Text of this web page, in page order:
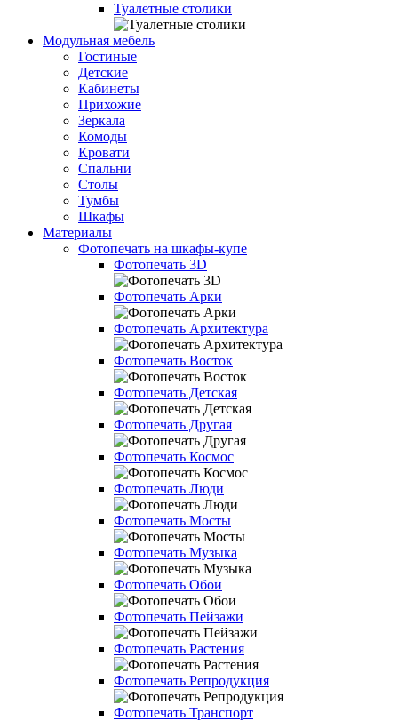
Туалетные столики
Модульная мебель
Гостиные
Детские
Кабинеты
Прихожие
Зеркала
Комоды
Кровати
Спальни
Столы
Тумбы
Шкафы
Материалы
Фотопечать на шкафы-купе
Фотопечать 3D
Фотопечать Арки
Фотопечать Архитектура
Фотопечать Восток
Фотопечать Детская
Фотопечать Другая
Фотопечать Космос
Фотопечать Люди
Фотопечать Мосты
Фотопечать Музыка
Фотопечать Обои
Фотопечать Пейзажи
Фотопечать Растения
Фотопечать Репродукция
Фотопечать Транспорт